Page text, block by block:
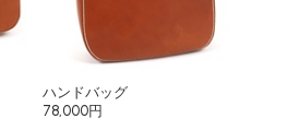
ハンドバッグ
78,000円